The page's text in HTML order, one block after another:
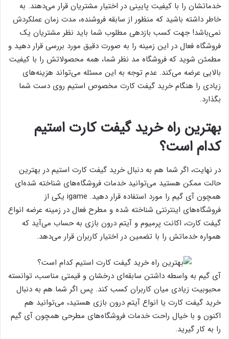
خدماتشان را با کیفیت پایینی در اختیار مشتریان قرار می‌دهند. به
خاطر داشته باشید که منظور از سابقه فروشنده، مدت زمان عملکردش
نمی‌باشد! جهت کسب بازدهی مطلوب شما باید نظر مشتریان یک
فروشگاه فعال در این زمینه را به صورت دقیق مورد بررسی قرار دهید و
مطمئن شوید که فروشگاه مد نظر شما، همه محصولاتش را با کیفیت
بالایی عرضه می‌کند. عدم توجه به این مسئله می‌تواند هزینه‌های
زیادی را هنگام خرید گیفت کارت مخصوص استیم روی دست شما
بگذارد.
بهترین راه خرید گیفت کارت استیم
کدام است؟
در نهایت، اگر شما هم به دنبال خرید گیفت کارت استیم در بهترین
حالت ممکن هستید می‌توانید خدمات فروشگاه‌های شناخته شده‌ای
همچون آی گیم را مورد استفاده قرار دهید. igame یکی از
فروشگاه‌های اینترنتی شناخته شده و مطرح فعال در زمینه عرضه انواع
گیفت کارت، اکانت پرمیوم و آیتم درون بازی به حساب می‌آید که
همواره خدماتش را با تضمین در اختیار کاربران قرار می‌دهد.
آی گیم به واسطه داشتن سابقه‌ای درخشان و قیمتی مناسب، توانسته
محبوبیت زیادی میان کاربران کسب کند. پس اگر شما هم به دنبال
خرید گیفت کارت یا انواع آیتم درون بازی هستید، می‌توانید هم
اکنون و با خیال راحت خدمات فروشگاه‌های مطرحی همچون آی گیم
را به کار گیرید.